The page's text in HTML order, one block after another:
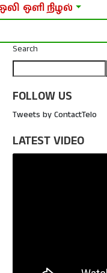
ஒளி நிழல்
Search
FOLLOW US
Tweets by ContactTelo
LATEST VIDEO